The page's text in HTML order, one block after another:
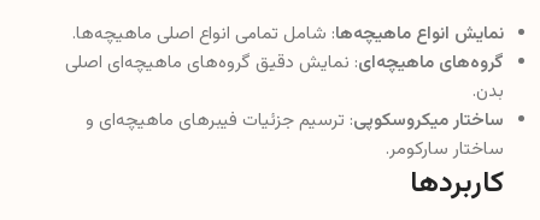
نمایش انواع ماهیچه‌ها: شامل تمامی انواع اصلی ماهیچه‌ها.
گروه‌های ماهیچه‌ای: نمایش دقیق گروه‌های ماهیچه‌ای اصلی
بدن.
ساختار میکروسکوپی: ترسیم جزئیات فیبرهای ماهیچه‌ای و
ساختار سارکومر.
کاربردها